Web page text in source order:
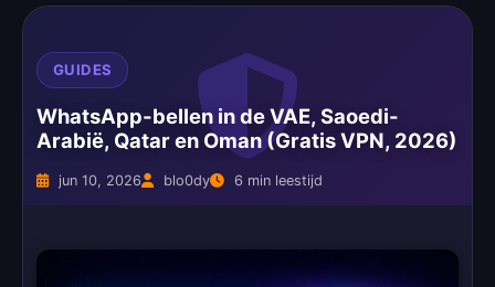
GUIDES
WhatsApp-bellen in de VAE, Saoedi-
Arabië, Qatar en Oman (Gratis VPN, 2026)
jun 10, 2026 blo0dy 6 min leestijd